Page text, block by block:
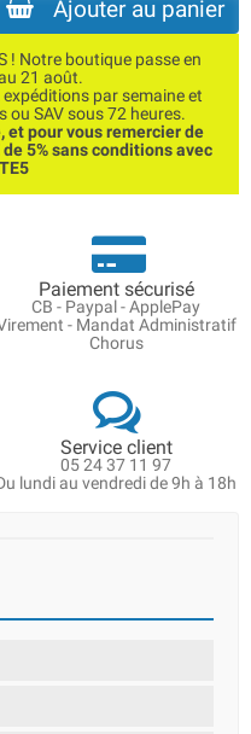
Ajouter au panier
! Notre boutique passe en
21 août.
par semaine et
SAV sous 72 heures.
et pour vous remercier de
5% sans conditions avec
Paiement sécurisé
CB - Paypal - ApplePay
- Mandat Administratif
Chorus
Service client
05 24 37 11 97
lundi au vendredi de 9h à 18h